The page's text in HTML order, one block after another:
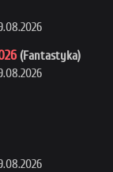
(Fantastyka)